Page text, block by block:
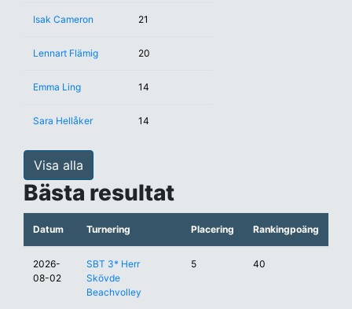
Isak Cameron 21
Lennart Flämig 20
Emma Ling 14
Sara Hellåker 14
Visa alla
Bästa resultat
Datum Turnering Placering Rankingpoäng
2026-
08-02
SBT 3* Herr
Skövde
Beachvolley
5 40